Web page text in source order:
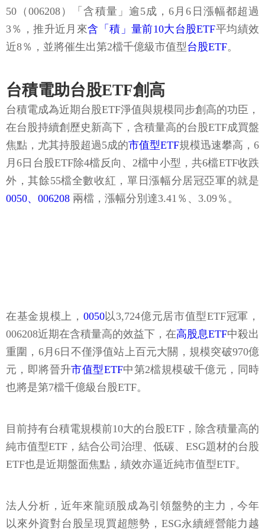
50（006208）「含積量」逾5成，6月6日漲幅都超過
3％，推升近月來含「積」量前10大台股ETF平均績效
近8％，並將催生出第2檔千億級市值型台股ETF。
台積電助台股ETF創高
台積電成為近期台股ETF淨值與規模同步創高的功臣，
在台股持續創歷史新高下，含積量高的台股ETF成買盤
焦點，尤其持股超過5成的市值型ETF規模迅速攀高，6
月6日台股ETF除4檔反向、2檔中小型，共6檔ETF收跌
外，其餘55檔全數收紅，單日漲幅分居冠亞軍的就是
0050、006208 兩檔，漲幅分別達3.41％、3.09％。
在基金規模上， 0050以3,724億元居市值型ETF冠軍，
006208近期在含積量高的效益下，在高股息ETF中殺出
重圍，6月6日不僅淨值站上百元大關，規模突破970億
元，即將晉升市值型ETF中第2檔規模破千億元，同時
也將是第7檔千億級台股ETF。
目前持有台積電規模前10大的台股ETF，除含積量高的
純市值型ETF，結合公司治理、低碳、ESG題材的台股
ETF也是近期盤面焦點，績效亦逼近純市值型ETF。
法人分析，近年來龍頭股成為引領盤勢的主力，今年
以來外資對台股呈現買超態勢，ESG永續經營能力越